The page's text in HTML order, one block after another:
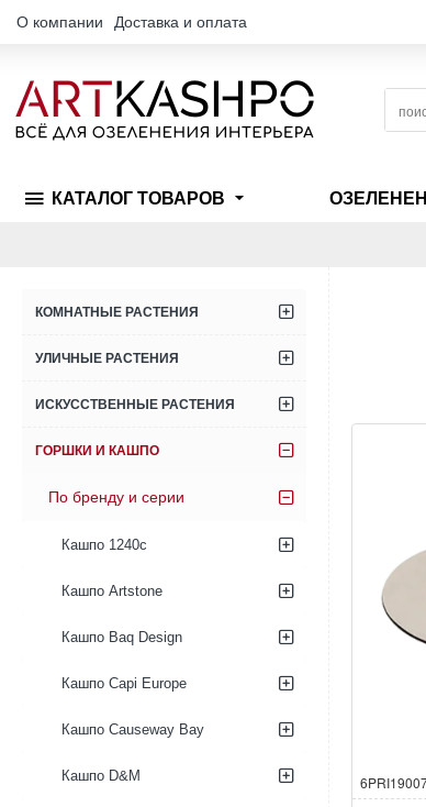
О компании Доставка и оплата
КАТАЛОГ ТОВАРОВ
КОМНАТНЫЕ РАСТЕНИЯ
УЛИЧНЫЕ РАСТЕНИЯ
ИСКУССТВЕННЫЕ РАСТЕНИЯ
ГОРШКИ И КАШПО
По бренду и серии
Кашпо 1240c
Кашпо Artstone
Кашпо Baq Design
Кашпо Capi Europe
Кашпо Causeway Bay
Кашпо D&M